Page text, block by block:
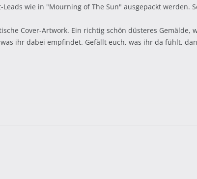
wie in "Mourning of The Sun" ausgepackt werden.
Cover-Artwork. Ein richtig schön düsteres Gemälde,
ihr dabei empfindet. Gefällt euch, was ihr da fühlt,